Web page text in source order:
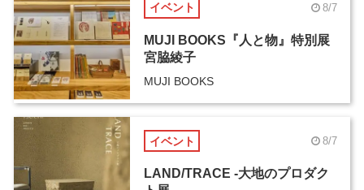
イベント 8/7
MUJI BOOKS『人と物』特別展
宮脇綾子
MUJI BOOKS
イベント 8/7
LAND/TRACE -大地のプロダク